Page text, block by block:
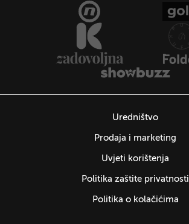
Uredništvo
Prodaja i marketing
Uvjeti korištenja
Politika zaštite privatnosti
Politika o kolačićima